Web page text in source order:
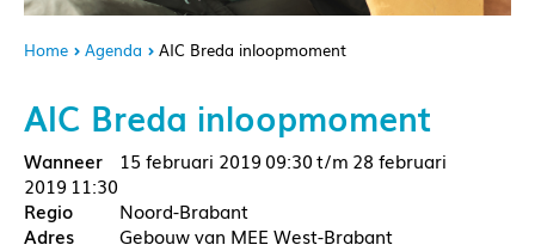
Home Agenda AIC Breda inloopmoment
AIC Breda inloopmoment
15 februari 2019 09:30
28 februari
2019 11:30
Noord-Brabant
Gebouw van MEE West-Brabant